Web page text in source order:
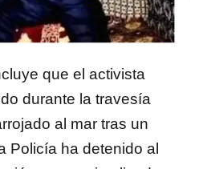
que el activista
durante la travesía
al mar tras un
Policía ha detenido al